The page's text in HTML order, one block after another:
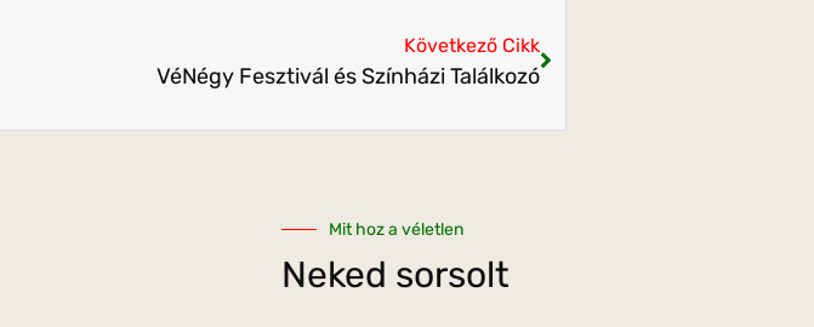
Következő Cikk
VéNégy Fesztivál és Színházi Találkozó
Mit hoz a véletlen
Neked sorsolt